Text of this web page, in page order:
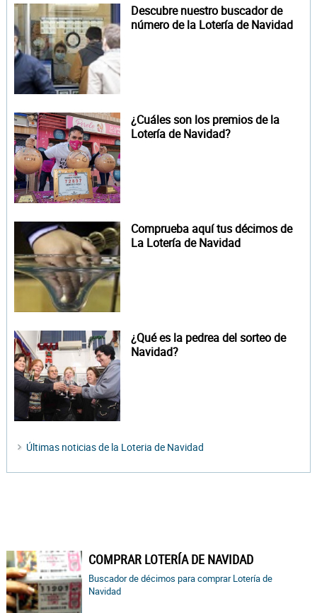
Descubre nuestro buscador de
número de la Lotería de Navidad
¿Cuáles son los premios de la
Lotería de Navidad?
Comprueba aquí tus décimos de
La Lotería de Navidad
¿Qué es la pedrea del sorteo de
Navidad?
Últimas noticias de la Loteria de Navidad
COMPRAR LOTERÍA DE NAVIDAD
Buscador de décimos para comprar Lotería de
Navidad